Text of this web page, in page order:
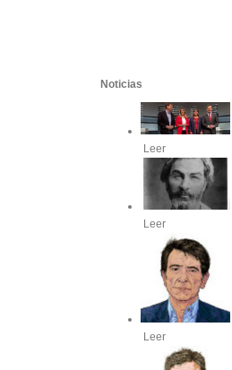
Noticias
Leer
Leer
Leer